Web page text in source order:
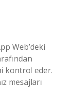
Web’deki
kontrol eder.
mesajları